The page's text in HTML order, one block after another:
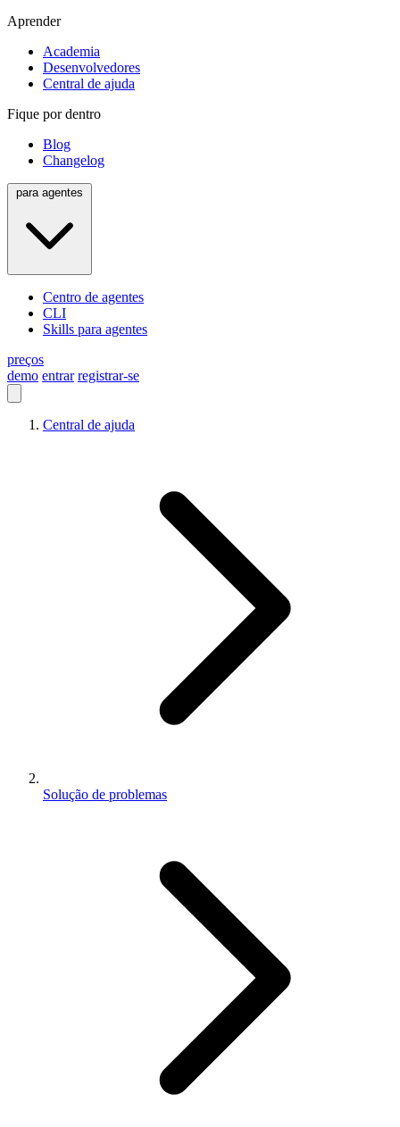
Aprender
Academia
Desenvolvedores
Central de ajuda
Fique por dentro
Blog
Changelog
Centro de agentes
CLI
Skills para agentes
preços
demo entrar registrar-se
Central de ajuda
Solução de problemas